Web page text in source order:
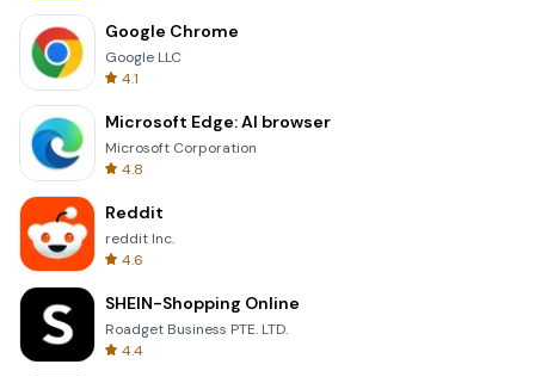
Google Chrome
Google LLC
4.1
Microsoft Edge: AI browser
Microsoft Corporation
4.8
Reddit
reddit Inc.
4.6
SHEIN-Shopping Online
Roadget Business PTE. LTD.
4.4